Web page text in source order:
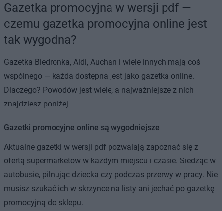
Gazetka promocyjna w wersji pdf —
czemu gazetka promocyjna online jest
tak wygodna?
Gazetka Biedronka, Aldi, Auchan i wiele innych mają coś
wspólnego — każda dostępna jest jako gazetka online.
Dlaczego? Powodów jest wiele, a najważniejsze z nich
znajdziesz poniżej.
Gazetki promocyjne online są wygodniejsze
Aktualne gazetki w wersji pdf pozwalają zapoznać się z
ofertą supermarketów w każdym miejscu i czasie. Siedząc w
autobusie, pilnując dziecka czy podczas przerwy w pracy. Nie
musisz szukać ich w skrzynce na listy ani jechać po gazetkę
promocyjną do sklepu.